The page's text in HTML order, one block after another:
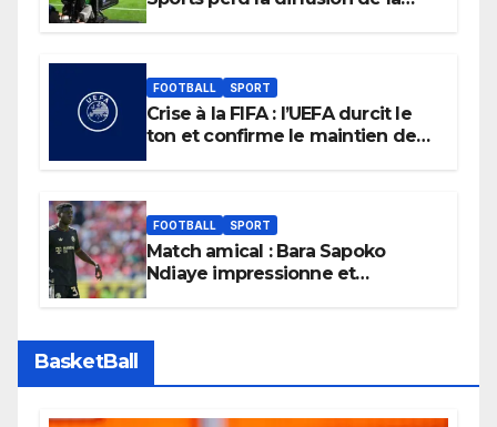
FOOTBALL SPORT
Crise à la FIFA : l’UEFA durcit le
ton et confirme le maintien de
FOOTBALL SPORT
Match amical : Bara Sapoko
Ndiaye impressionne et
BasketBall